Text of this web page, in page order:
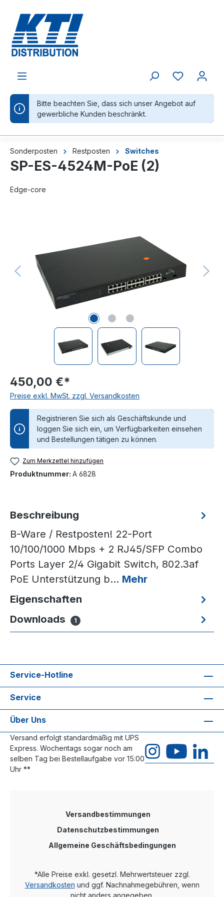
Bitte beachten Sie, dass sich unser Angebot auf
gewerbliche Kunden beschränkt.
Sonderposten Restposten Switches
SP-ES-4524M-PoE (2)
Edge-core
450,00 €*
Preise exkl. MwSt. zzgl. Versandkosten
Registrieren Sie sich als Geschäftskunde und
loggen Sie sich ein, um Verfügbarkeiten einsehen
und Bestellungen tätigen zu können.
Zum Merkzettel hinzufügen
Produktnummer: A 6828
Beschreibung
B-Ware / Restposten! 22-Port
10/100/1000 Mbps + 2 RJ45/SFP Combo
Ports Layer 2/4 Gigabit Switch, 802.3af
PoE Unterstützung b… Mehr
Eigenschaften
Downloads
1
Service-Hotline
Service
Über Uns
Versand erfolgt standardmäßig mit UPS
Express. Wochentags sogar noch am
selben Tag bei Bestellaufgabe vor 15:00
Uhr **
Versandbestimmungen
Datenschutzbestimmungen
Allgemeine Geschäftsbedingungen
*Alle Preise exkl. gesetzl. Mehrwertsteuer zzgl.
Versandkosten und ggf. Nachnahmegebühren, wenn